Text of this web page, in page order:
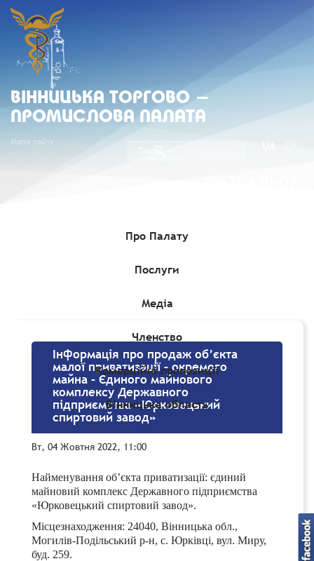
ВIННИЦЬКА ТОРГОВО -
ПРОМИСЛОВА ПАЛАТА
Мапа сайту
Про Палату
Послуги
Медіа
Членство
Комерційні пропозиції
Вінницька область
Комерційні пропозиції»Інформація про продаж
Інформація про продаж об’єкта
малої приватизації – окремого
майна – Єдиного майнового
комплексу Державного
підприємства «Юрковецький
спиртовий завод»
Вт, 04 Жовтня 2022, 11:00
Найменування об’єкта приватизації: єдиний
майновий комплекс Державного підприємства
«Юрковецький спиртовий завод».
Місцезнаходження: 24040, Вінницька обл.,
Могилів-Подільський р-н, с. Юрківці, вул. Миру,
буд. 259.